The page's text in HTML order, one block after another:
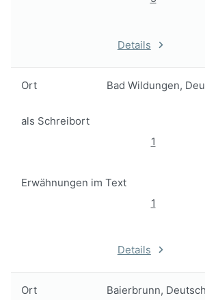
Details
Ort Bad Wildungen,
als Schreibort
1
Erwähnungen im Text
1
Details
Ort Baierbrunn,